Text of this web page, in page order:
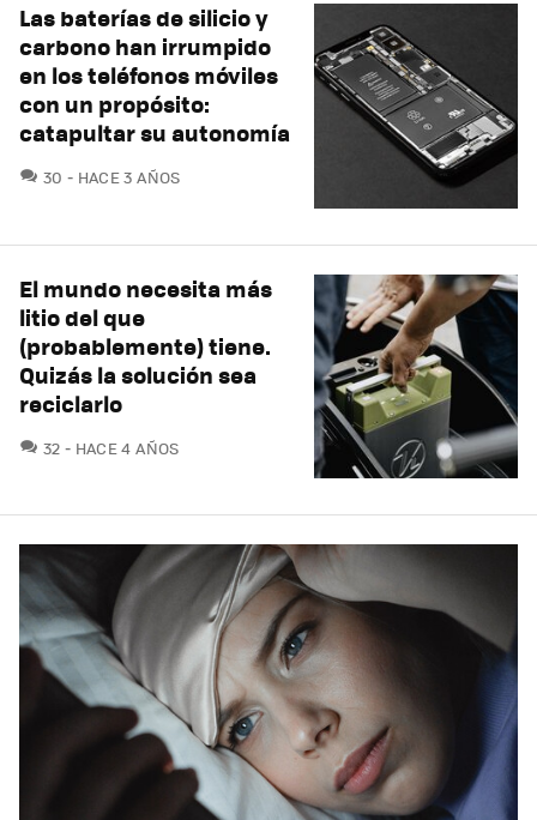
Las baterías de silicio y
carbono han irrumpido
en los teléfonos móviles
con un propósito:
catapultar su autonomía
30 COMENTARIOS
HACE 3 AÑOS
El mundo necesita más
litio del que
(probablemente) tiene.
Quizás la solución sea
reciclarlo
32 COMENTARIOS
HACE 4 AÑOS